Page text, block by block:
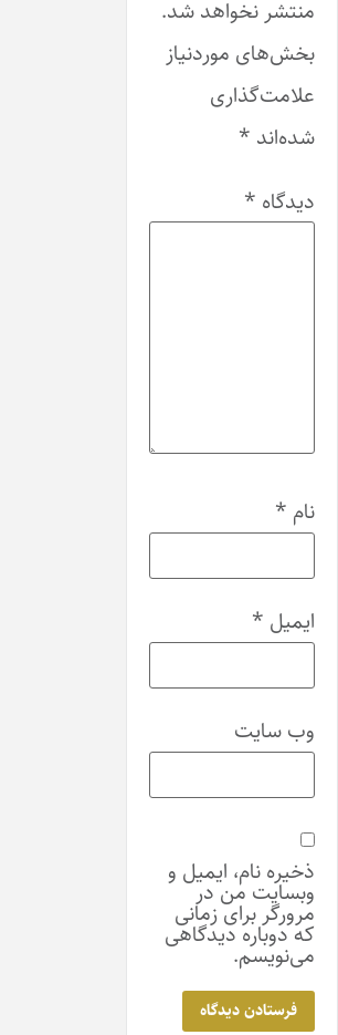
منتشر نخواهد شد.
بخش‌های موردنیاز
علامت‌گذاری
شده‌اند *
دیدگاه *
نام *
ایمیل *
وب‌ سایت
ذخیره نام، ایمیل و
وبسایت من در
مرورگر برای زمانی
که دوباره دیدگاهی
می‌نویسم.